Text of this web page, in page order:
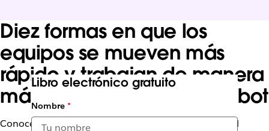
Diez formas en que los
equipos se mueven más
rápido y trabajan de manera
más inteligente con Slackbot
Conoce al nuevo Slackbot, tu agente personal para el
Libro electrónico gratuito
Nombre*